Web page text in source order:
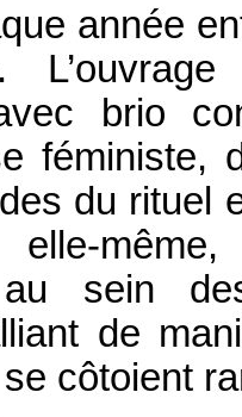
année
brio
féministe,
du
au sein
de
se côtoient